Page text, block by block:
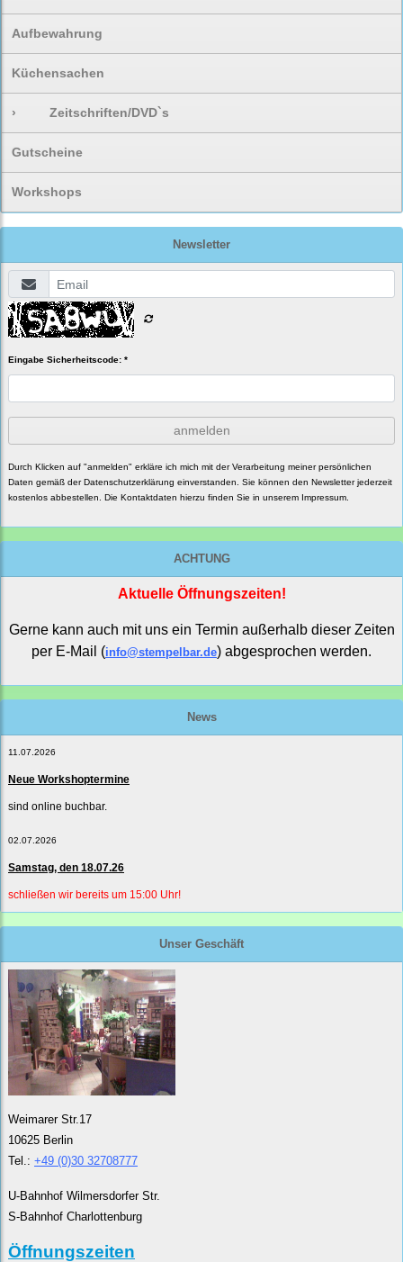
Aufbewahrung
Küchensachen
› Zeitschriften/DVD`s
Gutscheine
Workshops
Newsletter
Eingabe Sicherheitscode: *
anmelden
Durch Klicken auf "anmelden" erkläre ich mich mit der Verarbeitung meiner persönlichen
Daten gemäß der Datenschutzerklärung einverstanden. Sie können den Newsletter jederzeit
kostenlos abbestellen. Die Kontaktdaten hierzu finden Sie in unserem Impressum.
ACHTUNG
Aktuelle Öffnungszeiten!
Gerne kann auch mit uns ein Termin außerhalb dieser Zeiten
per E-Mail (info@stempelbar.de) abgesprochen werden.
News
11.07.2026
Neue Workshoptermine
sind online buchbar.
02.07.2026
Samstag, den 18.07.26
schließen wir bereits um 15:00 Uhr!
Unser Geschäft
Weimarer Str.17
10625 Berlin
Tel.: +49 (0)30 32708777
U-Bahnhof Wilmersdorfer Str.
S-Bahnhof Charlottenburg
Öffnungszeiten